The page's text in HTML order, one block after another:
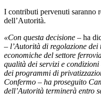
I contributi pervenuti saranno
dell’Autorità.
«Con questa decisione – ha
– l’Autorità di regolazione
economiche del settore
qualità dei servizi e
dei programmi di
Confermo – ha proseguito
dell’Autorità terminerà entro